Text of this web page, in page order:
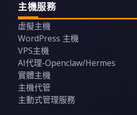
主機服務
虛擬主機
WordPress 主機
VPS主機
AI代理-Openclaw/Hermes
實體主機
主機代管
主動式管理服務